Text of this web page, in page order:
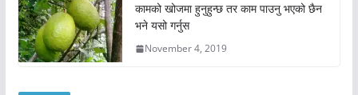
कामको खोजमा हुनुहुन्छ तर काम पाउनु भएको छैन
भने यसो गर्नुस
November 4, 2019